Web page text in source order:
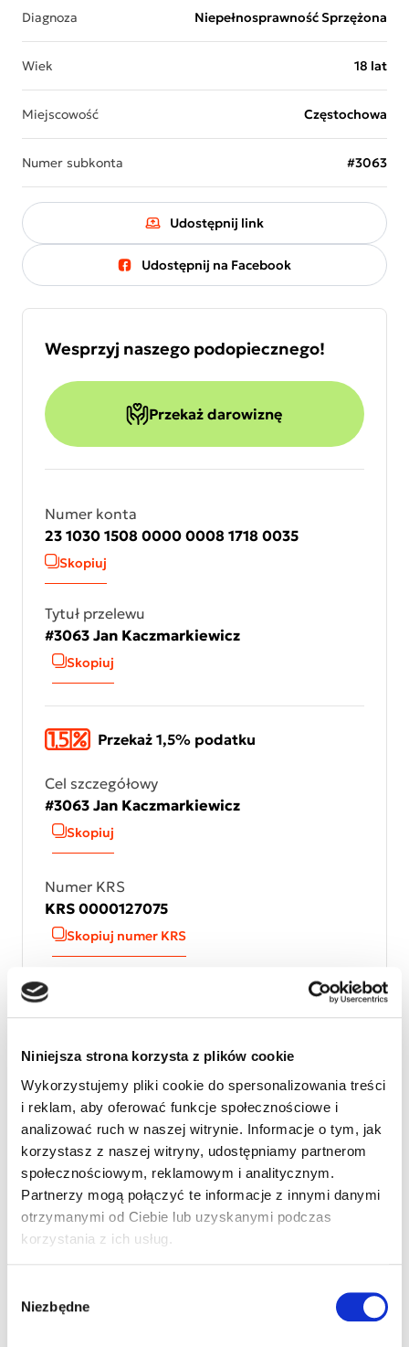
Niniejsza strona korzysta z plików cookie
Wykorzystujemy pliki cookie do spersonalizowania treści
i reklam, aby oferować funkcje społecznościowe i
analizować ruch w naszej witrynie. Informacje o tym, jak
korzystasz z naszej witryny, udostępniamy partnerom
społecznościowym, reklamowym i analitycznym.
Partnerzy mogą połączyć te informacje z innymi danymi
otrzymanymi od Ciebie lub uzyskanymi podczas
korzystania z ich usług.
zgody
Niezbędne
Diagnoza Niepełnosprawność Sprzężona
Wiek 18 lat
Miejscowość Częstochowa
Numer subkonta #3063
Udostępnij link
Udostępnij na Facebook
Wesprzyj naszego podopiecznego!
Przekaż darowiznę
Numer konta
23 1030 1508 0000 0008 1718 0035
Skopiuj
Tytuł przelewu
#3063 Jan Kaczmarkiewicz
Skopiuj
Przekaż 1,5% podatku
Cel szczegółowy
#3063 Jan Kaczmarkiewicz
Skopiuj
Numer KRS
KRS 0000127075
Skopiuj numer KRS
Zespołu Aspergera Jaś ma również zdiagnozowane
zaburzenia centralnego przetwarzania słuchowego
(CAPD), czyli niedosłuch centralny, które są
powodem m.in. trudności w nauce. Jaś musi do
szkoły zakładać aparat słuchowy System FM, gdyż
nie rozumie mowy w szumie i hałasie. Do tego
doszło jeszcze zaburzenie widzenia obuocznego. Jaś
wymaga terapii TUS, terapii słuchu i mowy, SI,
ćwiczeń ortoptycznych. Dziękujemy za przekazanie